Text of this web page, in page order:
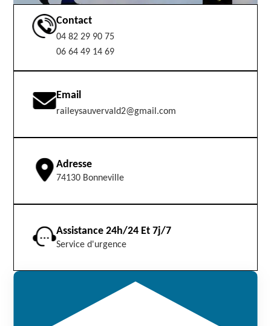
Contact
04 82 29 90 75
06 64 49 14 69
Email
raileysauvervald2@gmail.com
Adresse
74130 Bonneville
Assistance 24h/24 Et 7j/7
Service d'urgence